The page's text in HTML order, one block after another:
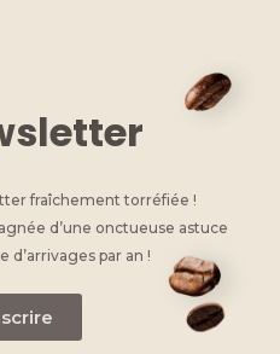
fraîchement torréfiée !
d’une onctueuse astuce
d’arrivages par an !